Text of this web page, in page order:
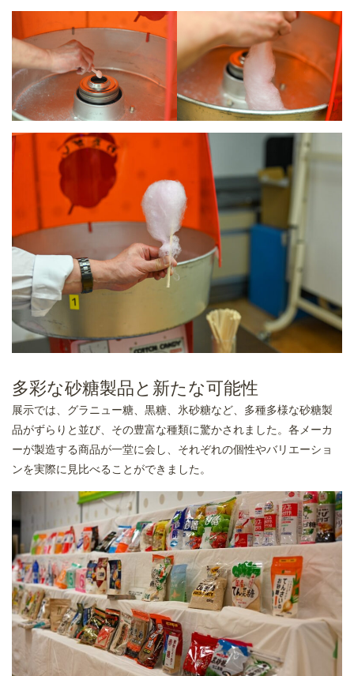
多彩な砂糖製品と新たな可能性
展示では、グラニュー糖、黒糖、氷砂糖など、多種多様な砂糖製
品がずらりと並び、その豊富な種類に驚かされました。各メーカ
ーが製造する商品が一堂に会し、それぞれの個性やバリエーショ
ンを実際に見比べることができました。